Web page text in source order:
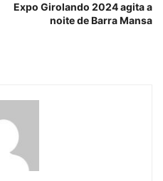
Expo Girolando 2024 agita a
noite de Barra Mansa